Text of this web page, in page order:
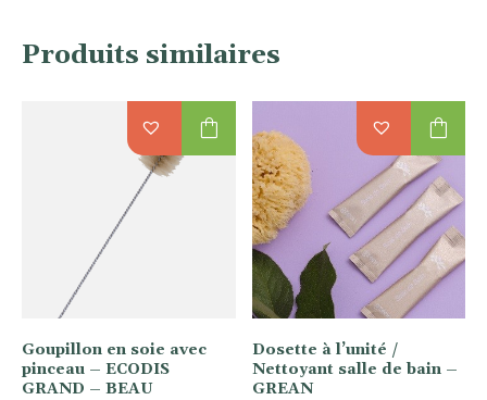
Produits similaires
Goupillon en soie avec
pinceau – ECODIS
GRAND – BEAU
shopping_bag
Dosette à l’unité /
Nettoyant salle de bain –
GREAN
shopping_bag